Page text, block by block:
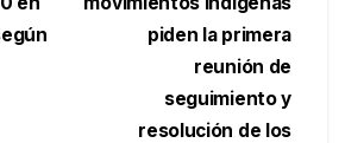
piden la primera
reunión de
seguimiento y
resolución de los